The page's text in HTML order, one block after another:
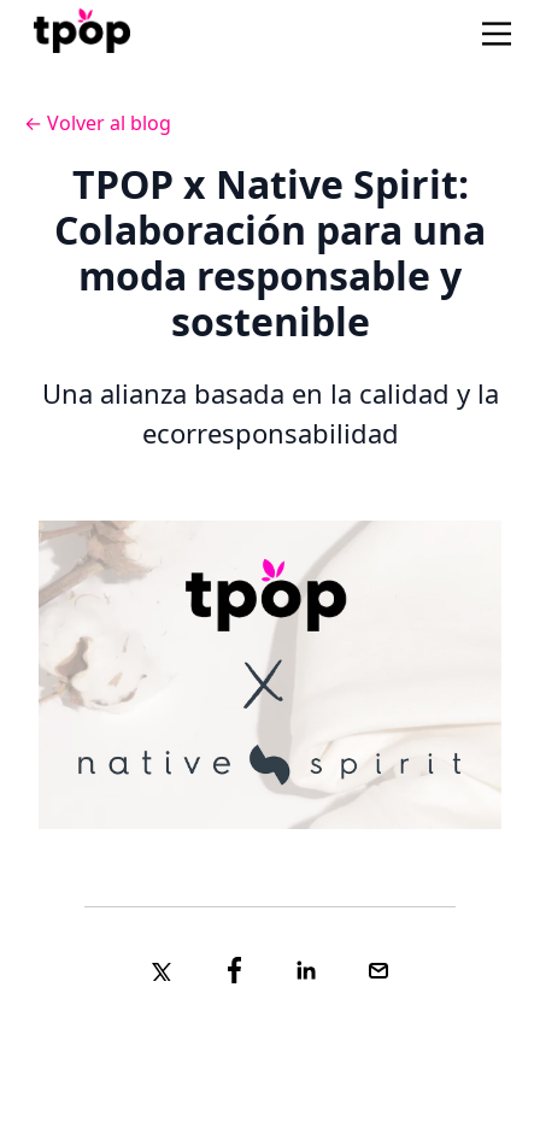
← Volver al blog
TPOP x Native Spirit:
Colaboración para una
moda responsable y
sostenible
Una alianza basada en la calidad y la
ecorresponsabilidad